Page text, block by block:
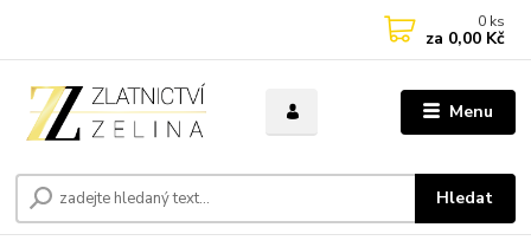
Menu
Hledat
0 ks
za 0,00 Kč